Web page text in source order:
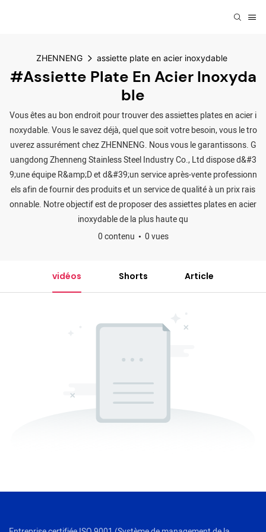
ZHENNENG assiette plate en acier inoxydable
#assiette Plate En Acier Inoxyda
Ble
Vous êtes au bon endroit pour trouver des assiettes plates en acier i
noxydable. Vous le savez déjà, quel que soit votre besoin, vous le tro
uverez assurément chez ZHENNENG. Nous vous le garantissons. G
uangdong Zhenneng Stainless Steel Industry Co., Ltd dispose d&#3
9;une équipe R&amp;D et d&#39;un service après-vente professionn
els afin de fournir des produits et un service de qualité à un prix rais
onnable. Notre objectif est de proposer des assiettes plates en acier
inoxydable de la plus haute qu
0 contenu
0 vues
vidéos Shorts Article